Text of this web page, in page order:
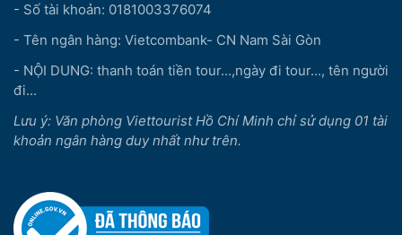
- Số tài khoản: 0181003376074
- Tên ngân hàng: Vietcombank- CN Nam Sài Gòn
- NỘI DUNG: thanh toán tiền tour...,ngày đi tour..., tên người
đi...
Lưu ý: Văn phòng Viettourist Hồ Chí Minh chỉ sử dụng 01 tài
khoản ngân hàng duy nhất như trên.